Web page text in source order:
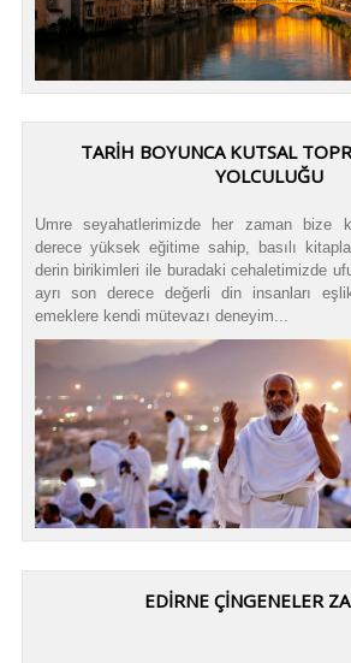
TARİH BOYUNCA KUTSAL
YOLCULUĞU
Umre seyahatlerimizde her zaman bize
derece yüksek eğitime sahip, basılı
derin birikimleri ile buradaki cehaletimizde
ayrı son derece değerli din insanları
emeklere kendi mütevazı deneyim...
EDİRNE ÇİNGENELER